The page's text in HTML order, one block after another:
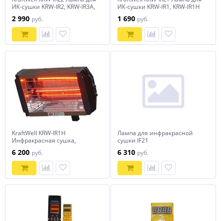
ИК-сушки KRW-IR2, KRW-IR3A,
2 990 руб.
ИК-сушки KRW-IR1, KRW-IR1H
1 690 руб.
KraftWell KRW-IR1H
Инфракрасная сушка,
6 200 руб.
Лампа для инфракрасной
сушки IF21
6 310 руб.